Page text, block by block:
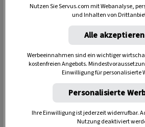
SPEICHERN
Hier geht es zurNewsletter-
Nutzen Sie Servus.com mit Webanalyse,
und Inhalten von
Alle akzeptieren
Werbeeinnahmen sind ein wichtiger
kostenfreien Angebots.
Einwilligung für personalisierte
Personalisierte
Ihre Einwilligung ist jederzeit widerrufbar.
Nutzung deaktiviert